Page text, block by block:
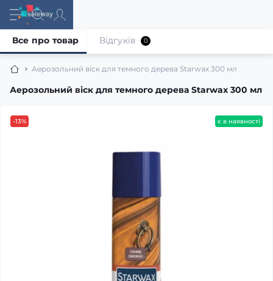
Аерозольний віск для темного дерева Starwax 300 мл
Аерозольний віск для темного дерева Starwax 300 мл
Все про товар Відгуків 0
-13% є в наявності